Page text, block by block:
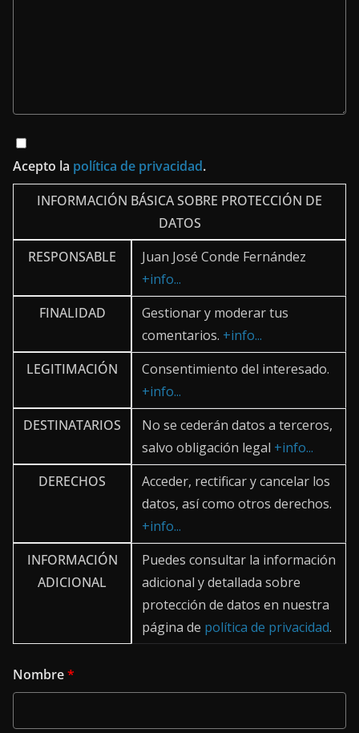
Acepto la política de privacidad.
INFORMACIÓN BÁSICA SOBRE PROTECCIÓN DE
DATOS
RESPONSABLE
Juan José Conde Fernández
+info...
FINALIDAD
Gestionar y moderar tus
comentarios. +info...
LEGITIMACIÓN
Consentimiento del interesado.
+info...
DESTINATARIOS
No se cederán datos a terceros,
salvo obligación legal +info...
DERECHOS
Acceder, rectificar y cancelar los
datos, así como otros derechos.
+info...
INFORMACIÓN
ADICIONAL
Puedes consultar la información
adicional y detallada sobre
protección de datos en nuestra
página de política de privacidad.
Nombre*